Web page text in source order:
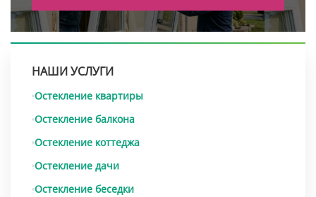
НАШИ УСЛУГИ
Остекление квартиры
Остекление балкона
Остекление коттеджа
Остекление дачи
Остекление беседки